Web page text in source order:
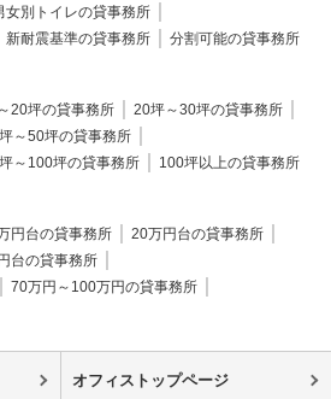
女別トイレの貸事務所
新耐震基準の貸事務所 分割可能の貸事務所
20坪の貸事務所
20坪～30坪の貸事務所
～50坪の貸事務所
～100坪の貸事務所 100坪以上の貸事務所
円台の貸事務所
20万円台の貸事務所
台の貸事務所
70万円～100万円の貸事務所
オフィストップページ